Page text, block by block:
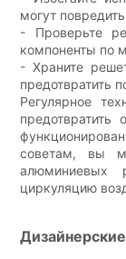
могут
- Проверьте
компоненты по
- Храните
предотвратить
Регулярное
советам, вы
алюминиевых
циркуляцию